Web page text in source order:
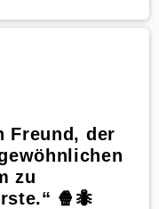
Freund, der
zu
🍿🐜